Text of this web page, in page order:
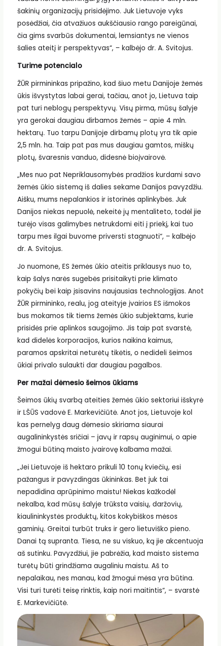
šakinių organizacijų prisidėjimo. Juk Lietuvoje vyks
posėdžiai, čia atvažiuos aukščiausio rango pareigūnai,
čia gims svarbūs dokumentai, lemsiantys ne vienos
šalies ateitį ir perspektyvas“, – kalbėjo dr. A. Svitojus.
Turime potencialo
ŽŪR pirmininkas pripažino, kad šiuo metu Danijoje žemės
ūkis išvystytas labai gerai, tačiau, anot jo, Lietuva taip
pat turi neblogų perspektyvų. Visų pirma, mūsų šalyje
yra gerokai daugiau dirbamos žemės – apie 4 mln.
hektarų. Tuo tarpu Danijoje dirbamų plotų yra tik apie
2,5 mln. ha. Taip pat pas mus daugiau gamtos, miškų
plotų, švaresnis vanduo, didesnė bioįvairovė.
„Mes nuo pat Nepriklausomybės pradžios kurdami savo
žemės ūkio sistemą iš dalies sekame Danijos pavyzdžiu.
Aišku, mums nepalankios ir istorinės aplinkybės. Juk
Danijos niekas nepuolė, nekeitė jų mentaliteto, todėl jie
turėjo visas galimybes netrukdomi eiti į priekį, kai tuo
tarpu mes ilgai buvome priversti stagnuoti“, – kalbėjo
dr. A. Svitojus.
Jo nuomone, ES žemės ūkio ateitis priklausys nuo to,
kaip šalys narės sugebės prisitaikyti prie klimato
pokyčių bei kaip įsisavins naujausias technologijas. Anot
ŽŪR pirmininko, realu, jog ateityje įvairios ES išmokos
bus mokamos tik tiems žemės ūkio subjektams, kurie
prisidės prie aplinkos saugojimo. Jis taip pat svarstė,
kad didelės korporacijos, kurios naikina kaimus,
paramos apskritai neturėtų tikėtis, o nedideli šeimos
ūkiai privalo sulaukti dar daugiau pagalbos.
Per mažai dėmesio šeimos ūkiams
Šeimos ūkių svarbą ateities žemės ūkio sektoriui išskyrė
ir LŠŪS vadovė E. Markevičiūtė. Anot jos, Lietuvoje kol
kas pernelyg daug dėmesio skiriama siaurai
augalininkystės sričiai – javų ir rapsų auginimui, o apie
žmogui būtiną maisto įvairovę kalbama mažai.
„Jei Lietuvoje iš hektaro prikuli 10 tonų kviečių, esi
pažangus ir pavyzdingas ūkininkas. Bet juk tai
nepadidina aprūpinimo maistu! Niekas kažkodėl
nekalba, kad mūsų šalyje trūksta vaisių, daržovių,
kiaulininkystės produktų, kitos kokybiškos mėsos
gaminių. Greitai turbūt truks ir gero lietuviško pieno.
Danai tą supranta. Tiesa, ne su viskuo, ką jie akcentuoja
aš sutinku. Pavyzdžiui, jie pabrėžia, kad maisto sistema
turėtų būti grindžiama augaliniu maistu. Aš to
nepalaikau, nes manau, kad žmogui mėsa yra būtina.
Visi turi turėti teisę rinktis, kaip nori maitintis“, – svarstė
E. Markevičiūtė.